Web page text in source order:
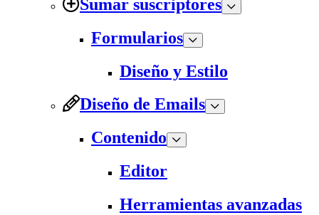
Sumar suscriptores
Formularios
Diseño y Estilo
Diseño de Emails
Contenido
Editor
Herramientas avanzadas